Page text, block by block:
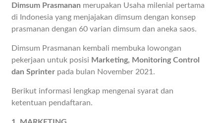
Dimsum Prasmanan merupakan Usaha milenial pertama
di Indonesia yang menjajakan dimsum dengan konsep
prasmanan dengan 60 varian dimsum dan aneka saos.
Dimsum Prasmanan kembali membuka lowongan
pekerjaan untuk posisi Marketing, Monitoring Control
dan Sprinter pada bulan November 2021.
Berikut informasi lengkap mengenai syarat dan
ketentuan pendaftaran.